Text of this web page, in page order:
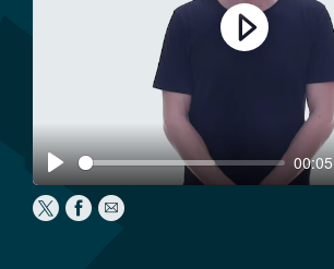
Play
00:05
Play